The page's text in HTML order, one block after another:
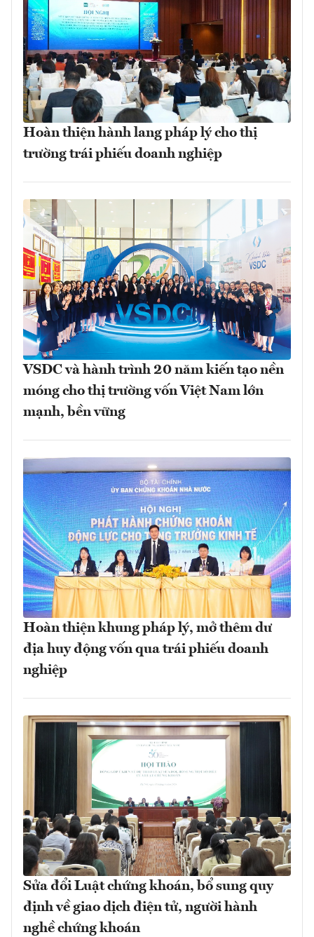
Hoàn thiện hành lang pháp lý cho thị
trường trái phiếu doanh nghiệp
VSDC và hành trình 20 năm kiến tạo nền
móng cho thị trường vốn Việt Nam lớn
mạnh, bền vững
Hoàn thiện khung pháp lý, mở thêm dư
địa huy động vốn qua trái phiếu doanh
nghiệp
Sửa đổi Luật chứng khoán, bổ sung quy
định về giao dịch điện tử, người hành
nghề chứng khoán